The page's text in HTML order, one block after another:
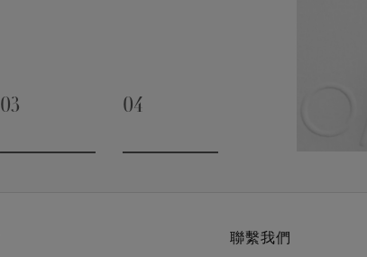
03 04
聯繫我們